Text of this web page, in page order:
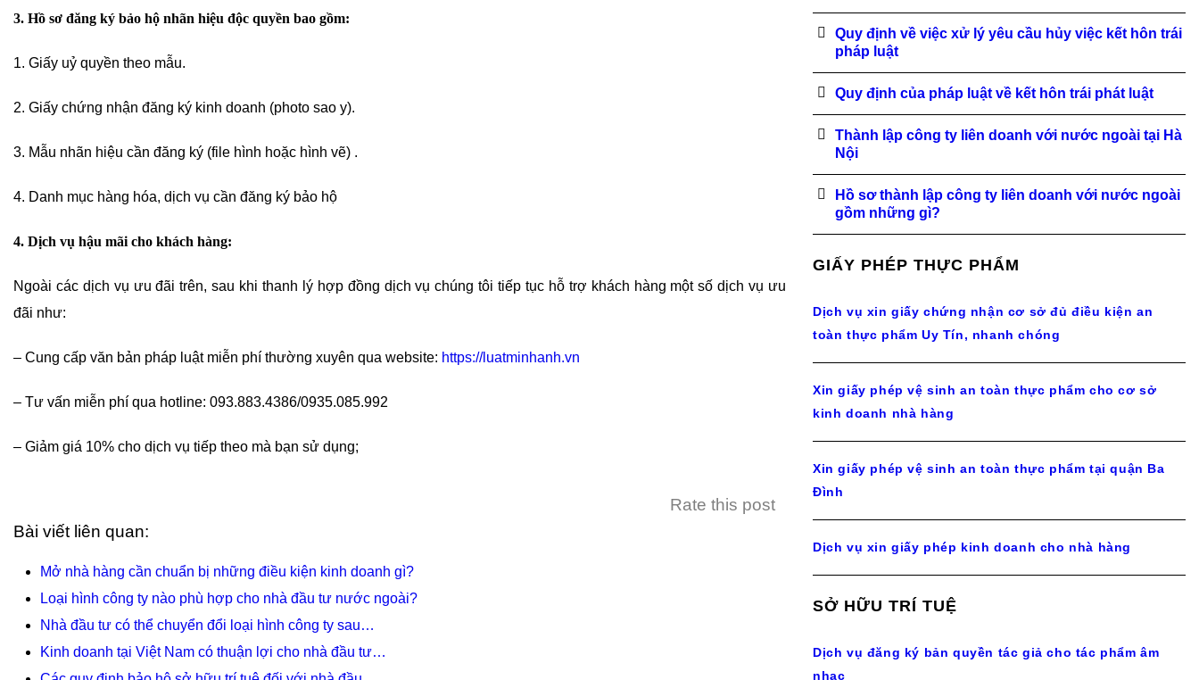
3. Hồ sơ đăng ký bảo hộ nhãn hiệu độc quyền bao gồm:
1. Giấy uỷ quyền theo mẫu.
2. Giấy chứng nhận đăng ký kinh doanh (photo sao y).
3. Mẫu nhãn hiệu cần đăng ký (file hình hoặc hình vẽ) .
4. Danh mục hàng hóa, dịch vụ cần đăng ký bảo hộ
4. Dịch vụ hậu mãi cho khách hàng:
Ngoài các dịch vụ ưu đãi trên, sau khi thanh lý hợp đồng dịch vụ chúng tôi tiếp tục hỗ trợ khách hàng một số dịch vụ ưu
đãi như:
– Cung cấp văn bản pháp luật miễn phí thường xuyên qua website: https://luatminhanh.vn
– Tư vấn miễn phí qua hotline: 093.883.4386/0935.085.992
– Giảm giá 10% cho dịch vụ tiếp theo mà bạn sử dụng;
Rate this post
Bài viết liên quan:
Mở nhà hàng cần chuẩn bị những điều kiện kinh doanh gì?
Loại hình công ty nào phù hợp cho nhà đầu tư nước ngoài?
Nhà đầu tư có thể chuyển đổi loại hình công ty sau…
Kinh doanh tại Việt Nam có thuận lợi cho nhà đầu tư…
Quy định về việc xử lý yêu cầu hủy việc kết hôn trái
pháp luật
Quy định của pháp luật về kết hôn trái phát luật
Thành lập công ty liên doanh với nước ngoài tại Hà
Nội
Hồ sơ thành lập công ty liên doanh với nước ngoài
gồm những gì?
GIẤY PHÉP THỰC PHẨM
Dịch vụ xin giấy chứng nhận cơ sở đủ điều kiện an
toàn thực phẩm Uy Tín, nhanh chóng
Xin giấy phép vệ sinh an toàn thực phẩm cho cơ sở
kinh doanh nhà hàng
Xin giấy phép vệ sinh an toàn thực phẩm tại quận Ba
Đình
Dịch vụ xin giấy phép kinh doanh cho nhà hàng
SỞ HỮU TRÍ TUỆ
Dịch vụ đăng ký bản quyền tác giả cho tác phẩm âm
nhạc